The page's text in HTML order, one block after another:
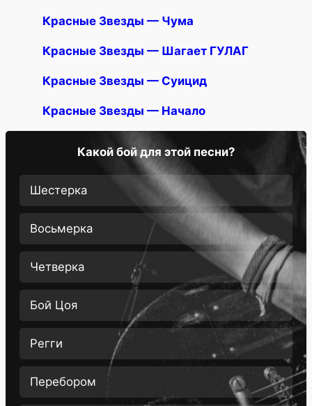
Красные Звезды — Чума
Красные Звезды — Шагает ГУЛАГ
Красные Звезды — Суицид
Красные Звезды — Начало
Какой бой для этой песни?
Шестерка
Восьмерка
Четверка
Бой Цоя
Регги
Перебором